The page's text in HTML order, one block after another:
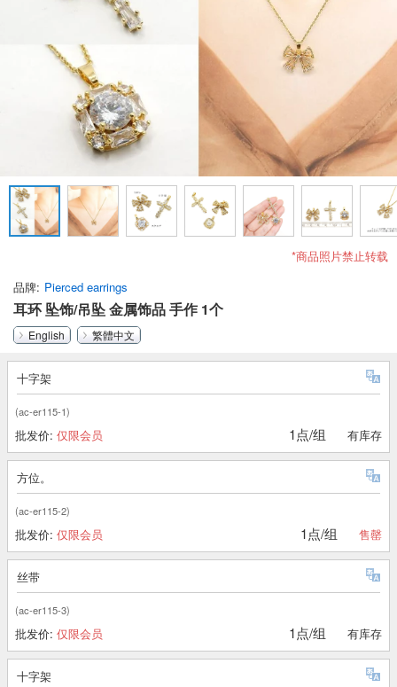
*商品照片禁止转载
品牌 Pierced earrings
耳环 坠饰/吊坠 金属饰品 手作 1个
English 繁體中文
十字架
(ac-er115-1)
批发价: 仅限会员 1点/组 有库存
方位。
(ac-er115-2)
批发价: 仅限会员 1点/组 售罄
丝带
(ac-er115-3)
批发价: 仅限会员 1点/组 有库存
十字架